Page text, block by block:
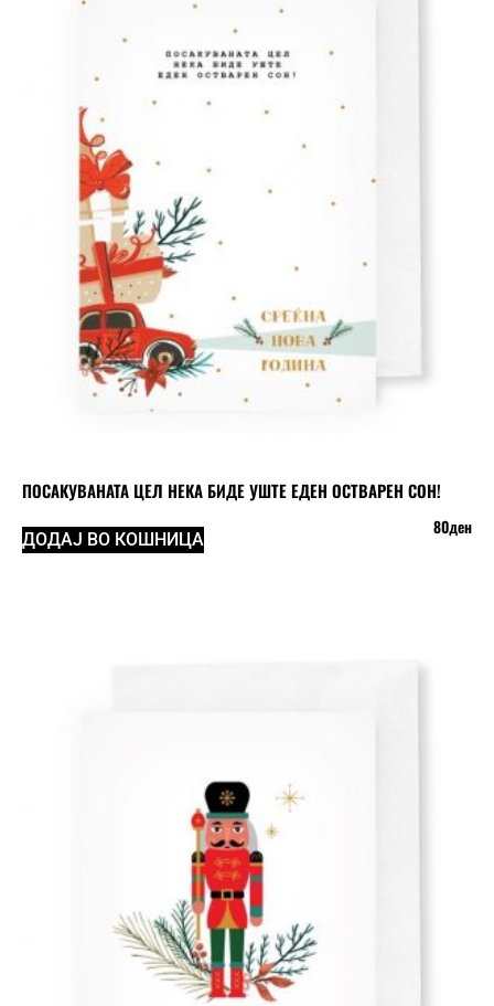
ПОСАКУВАНАТА ЦЕЛ НЕКА БИДЕ УШТЕ ЕДЕН ОСТВАРЕН СОН!
80ден
ДОДАЈ ВО КОШНИЦА